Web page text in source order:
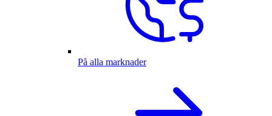
På alla marknader